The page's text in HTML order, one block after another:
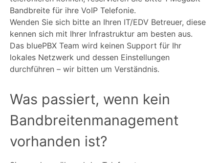
Bandbreite für ihre VoIP Telefonie.
Wenden Sie sich bitte an Ihren IT/EDV Betreuer, diese
kennen sich mit Ihrer Infrastruktur am besten aus.
Das bluePBX Team wird keinen Support für Ihr
lokales Netzwerk und dessen Einstellungen
durchführen – wir bitten um Verständnis.
Was passiert, wenn kein
Bandbreitenmanagement
vorhanden ist?